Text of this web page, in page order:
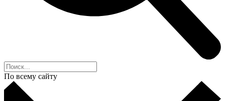
По всему сайту